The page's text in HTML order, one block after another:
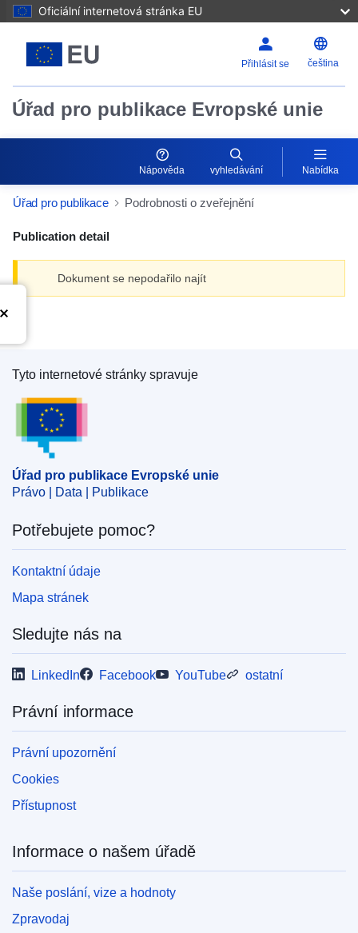
Oficiální internetová stránka EU
Přihlásit se čeština
Úřad pro publikace Evropské unie
Nápověda vyhledávání Nabídka
Úřad pro publikace Podrobnosti o zveřejnění
Publication detail
Dokument se nepodařilo najít
Úřad pro publikace Evropské unie
Tyto internetové stránky spravuje
Úřad pro publikace Evropské unie
Právo | Data | Publikace
Potřebujete pomoc?
Kontaktní údaje
Mapa stránek
Sledujte nás na
LinkedIn Facebook YouTube ostatní
Právní informace
Právní upozornění
Cookies
Přístupnost
Informace o našem úřadě
Naše poslání, vize a hodnoty
Zpravodaj